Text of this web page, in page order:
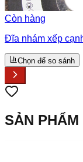
Còn hàng
Đĩa nhám xếp
Chọn để so sánh
SẢN